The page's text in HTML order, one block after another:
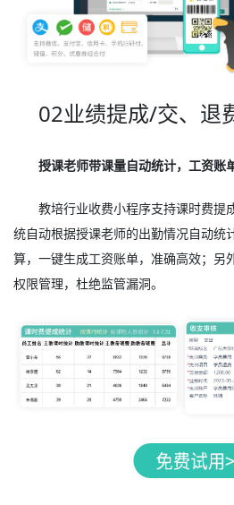
02业绩提成/交、退
授课老师带课量自动统计，工资账
教培行业收费小程序支持课时费提
统自动根据授课老师的出勤情况自动统
算，一键生成工资账单，准确高效；另
权限管理，杜绝监管漏洞。